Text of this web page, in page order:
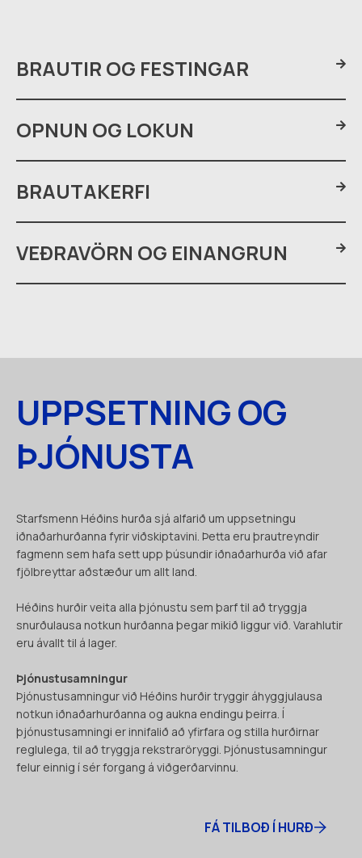
BRAUTIR OG FESTINGAR
OPNUN OG LOKUN
BRAUTAKERFI
VEÐRAVÖRN OG EINANGRUN
UPPSETNING OG
ÞJÓNUSTA
Starfsmenn Héðins hurða sjá alfarið um uppsetningu
iðnaðarhurðanna fyrir viðskiptavini. Þetta eru þrautreyndir
fagmenn sem hafa sett upp þúsundir iðnaðarhurða við afar
fjölbreyttar aðstæður um allt land.
Héðins hurðir veita alla þjónustu sem þarf til að tryggja
snurðulausa notkun hurðanna þegar mikið liggur við. Varahlutir
eru ávallt til á lager.
Þjónustusamningur
Þjónustusamningur við Héðins hurðir tryggir áhyggjulausa
notkun iðnaðarhurðanna og aukna endingu þeirra. Í
þjónustusamningi er innifalið að yfirfara og stilla hurðirnar
reglulega, til að tryggja rekstraröryggi. Þjónustusamningur
felur einnig í sér forgang á viðgerðarvinnu.
FÁ TILBOÐ Í HURÐ